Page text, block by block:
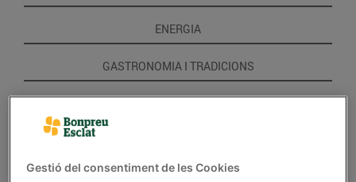
ENERGIA
GASTRONOMIA I TRADICIONS
Gestió del consentiment de les Cookies